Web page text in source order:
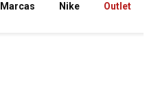
Marcas Nike Outlet